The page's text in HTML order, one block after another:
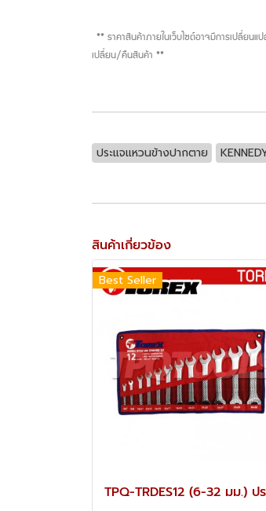
** ราคาสินค้าภายในเว็บไซต์อาจมีการเปลี่ยนแ
เปลี่ยน/คืนสินค้า **
ประแจแหวนข้างปากตาย
สินค้าเกี่ยวข้อง
Best Seller